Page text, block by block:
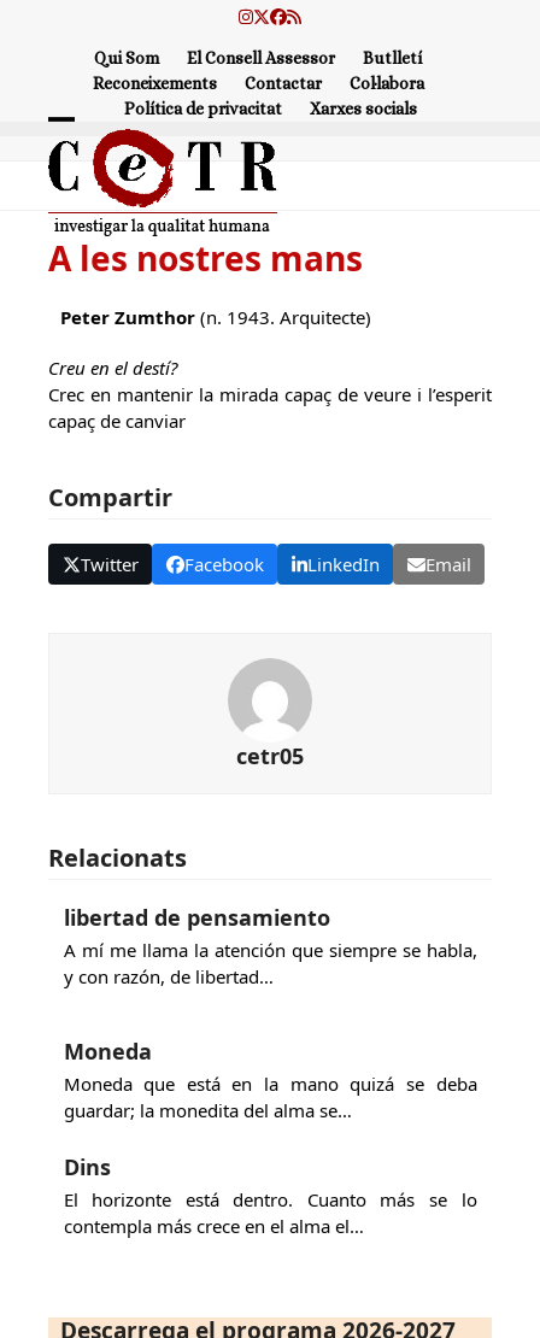
Instagram
Twitter
Facebook
RSS
Qui Som El Consell Assessor
Butlletí
Reconeixements
Contactar
Col·labora
Política de privacitat
Xarxes socials
Open
mobile
menu
Close
mobile
menu
A les nostres mans
Peter Zumthor (n. 1943. Arquitecte)
Creu en el destí?
Crec en mantenir la mirada capaç de veure i l’esperit
capaç de canviar
Compartir
Twitter Facebook LinkedIn Email
cetr05
Relacionats
libertad de pensamiento
A mí me llama la atención que siempre se habla,
y con razón, de libertad…
Moneda
Moneda que está en la mano quizá se deba
guardar; la monedita del alma se…
Dins
El horizonte está dentro. Cuanto más se lo
contempla más crece en el alma el…
Descarrega el programa 2026-2027